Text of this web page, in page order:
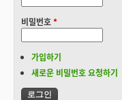
비밀번호*
가입하기
새로운 비밀번호 요청하기